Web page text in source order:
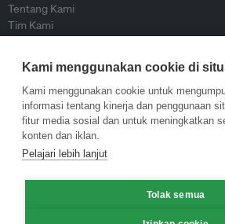
Tentang Kami
Tim Kami
Kontributor
Hubungi Kami
Kebijakan
Pedoman Penerbitan Ulang
Pedoman Op-ed
Kami menggunakan cookie di
Kami menggunakan cookie untuk
informasi tentang kinerja dan penggunaan
fitur media sosial dan untuk meningkatkan
konten dan iklan.
Pelajari lebih lanjut
Tolak semua